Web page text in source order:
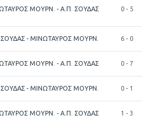
ΜΟΥΡΝ. - Α.Π. ΣΟΥΔΑΣ 0 - 5
- ΜΙΝΩΤΑΥΡΟΣ ΜΟΥΡΝ. 6 - 0
ΜΟΥΡΝ. - Α.Π. ΣΟΥΔΑΣ 0 - 7
- ΜΙΝΩΤΑΥΡΟΣ ΜΟΥΡΝ. 0 - 1
ΜΟΥΡΝ. - Α.Π. ΣΟΥΔΑΣ 1 - 3